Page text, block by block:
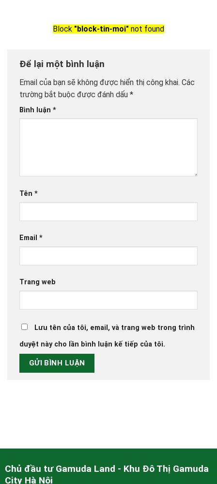
Block "block-tin-moi" not found
Để lại một bình luận
Email của bạn sẽ không được hiển thị công khai. Các
trường bắt buộc được đánh dấu *
Bình luận *
Tên *
Email *
Trang web
Lưu tên của tôi, email, và trang web trong trình
duyệt này cho lần bình luận kế tiếp của tôi.
Chủ đầu tư Gamuda Land - Khu Đô Thị Gamuda
City Hà Nội